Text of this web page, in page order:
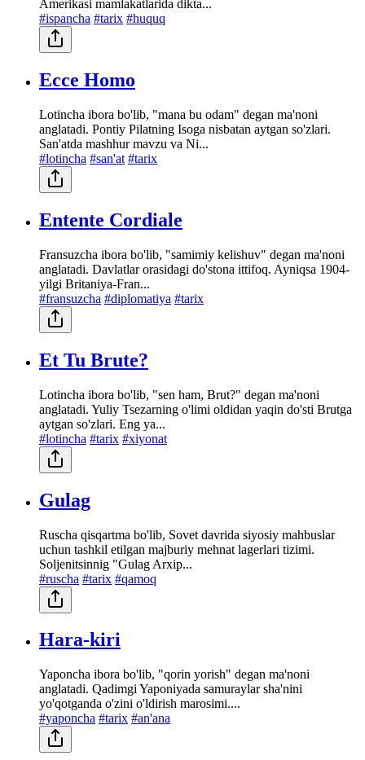
Amerikasi mamlakatlarida dikta...
#ispancha #tarix #huquq
Ecce Homo
Lotincha ibora bo'lib, "mana bu odam" degan ma'noni
anglatadi. Pontiy Pilatning Isoga nisbatan aytgan so'zlari.
San'atda mashhur mavzu va Ni...
#lotincha #san'at #tarix
Entente Cordiale
Fransuzcha ibora bo'lib, "samimiy kelishuv" degan ma'noni
anglatadi. Davlatlar orasidagi do'stona ittifoq. Ayniqsa 1904-
yilgi Britaniya-Fran...
#fransuzcha #diplomatiya #tarix
Et Tu Brute?
Lotincha ibora bo'lib, "sen ham, Brut?" degan ma'noni
anglatadi. Yuliy Tsezarning o'limi oldidan yaqin do'sti Brutga
aytgan so'zlari. Eng ya...
#lotincha #tarix #xiyonat
Gulag
Ruscha qisqartma bo'lib, Sovet davrida siyosiy mahbuslar
uchun tashkil etilgan majburiy mehnat lagerlari tizimi.
Soljenitsinnig "Gulag Arxip...
#ruscha #tarix #qamoq
Hara-kiri
Yaponcha ibora bo'lib, "qorin yorish" degan ma'noni
anglatadi. Qadimgi Yaponiyada samuraylar sha'nini
yo'qotganda o'zini o'ldirish marosimi....
#yaponcha #tarix #an'ana